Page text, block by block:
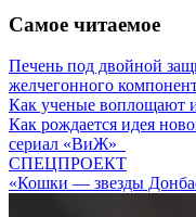
Самое читаемое
Печень под двойной
желчегонного
Как ученые воплощают
Как рождается идея
сериал «ВиЖ»
СПЕЦПРОЕКТ
«Кошки — звезды